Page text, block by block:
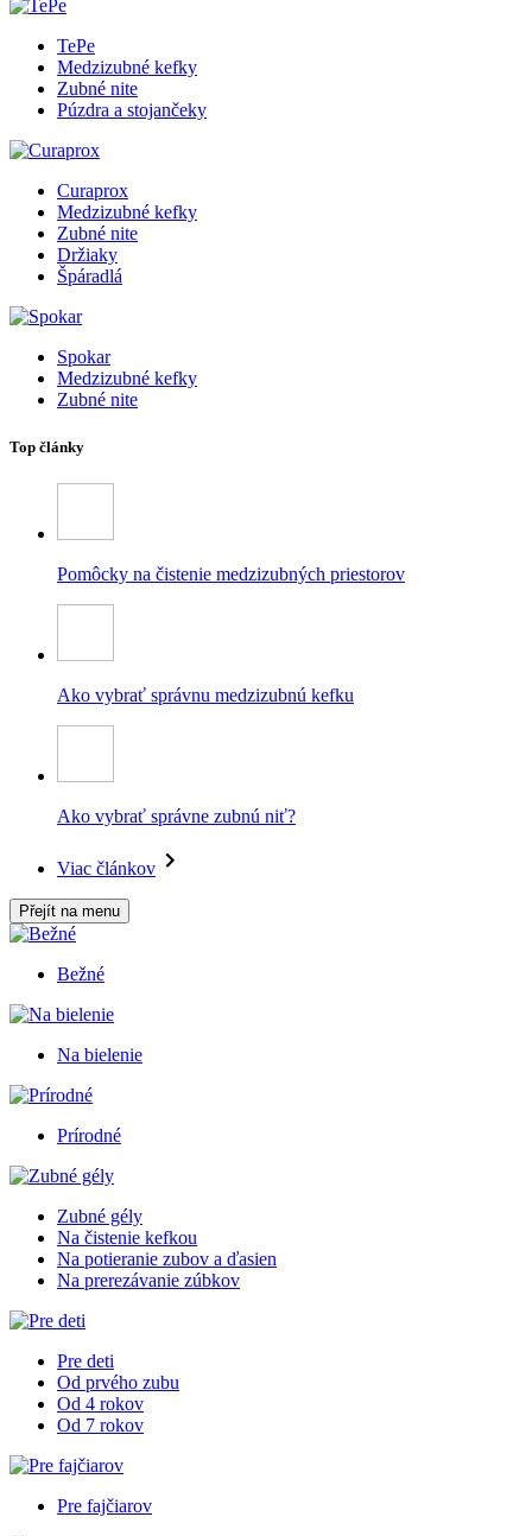
TePe
Medzizubné kefky
Zubné nite
Púzdra a stojančeky
Curaprox
Medzizubné kefky
Zubné nite
Držiaky
Špáradlá
Spokar
Medzizubné kefky
Zubné nite
Top články
Pomôcky na čistenie medzizubných priestorov
Ako vybrať správnu medzizubnú kefku
Ako vybrať správne zubnú niť?
Viac článkov
Přejít na menu
Bežné
Na bielenie
Prírodné
Zubné gély
Na čistenie kefkou
Na potieranie zubov a ďasien
Na prerezávanie zúbkov
Pre deti
Od prvého zubu
Od 4 rokov
Od 7 rokov
Pre fajčiarov